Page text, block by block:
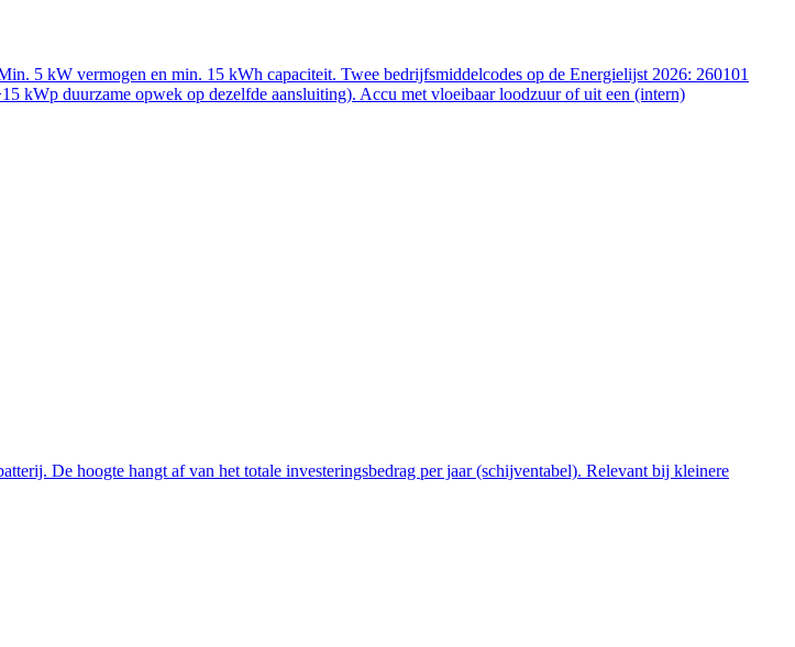
5 kW vermogen en min. 15 kWh capaciteit. Twee bedrijfsmiddelcodes op de Energielijst 2026: 260101
kWp duurzame opwek op dezelfde aansluiting). Accu met vloeibaar loodzuur of uit een (intern)
De hoogte hangt af van het totale investeringsbedrag per jaar (schijventabel). Relevant bij kleinere